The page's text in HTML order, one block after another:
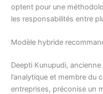
optent pour une
les responsabilités entre
Modèle hybride
Deepti Kunupudi,
l’analytique et membre du
entreprises, préconise un